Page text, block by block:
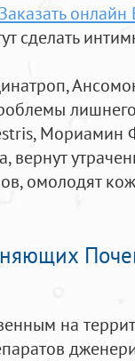
Заказать онлайн
сделать
Мориамин
вернут
омолодят
на